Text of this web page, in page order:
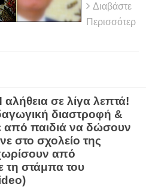
Διαβάστε
Περισσότερ
σε λίγα λεπτά!
διαστροφή &
από παιδιά να δώσουν
στο σχολείο της
από
τη στάμπα του